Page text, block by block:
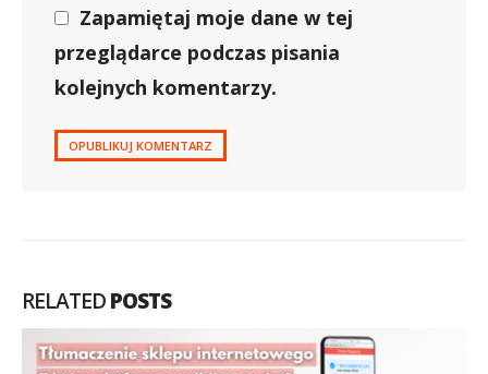
Zapamiętaj moje dane w tej
przeglądarce podczas pisania
kolejnych komentarzy.
RELATEDPOSTS